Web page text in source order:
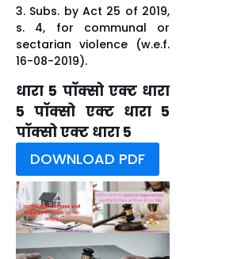
3. Subs. by Act 25 of 2019,
s. 4, for communal or
sectarian violence (w.e.f.
16-08-2019).
धारा 5 पॉक्सो एक्ट धारा
5 पॉक्सो एक्ट धारा 5
पॉक्सो एक्ट धारा 5
DOWNLOAD PDF